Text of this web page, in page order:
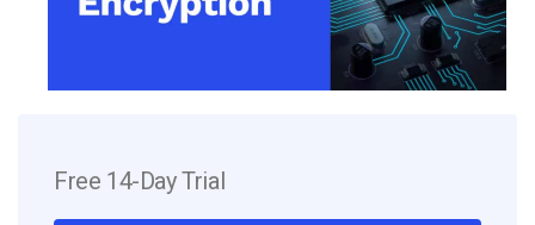
Free 14-Day Trial